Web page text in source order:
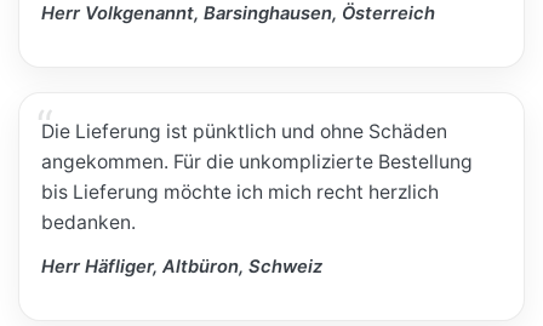
Herr Volkgenannt, Barsinghausen, Österreich
Die Lieferung ist pünktlich und ohne Schäden
angekommen. Für die unkomplizierte Bestellung
bis Lieferung möchte ich mich recht herzlich
bedanken.
Herr Häfliger, Altbüron, Schweiz